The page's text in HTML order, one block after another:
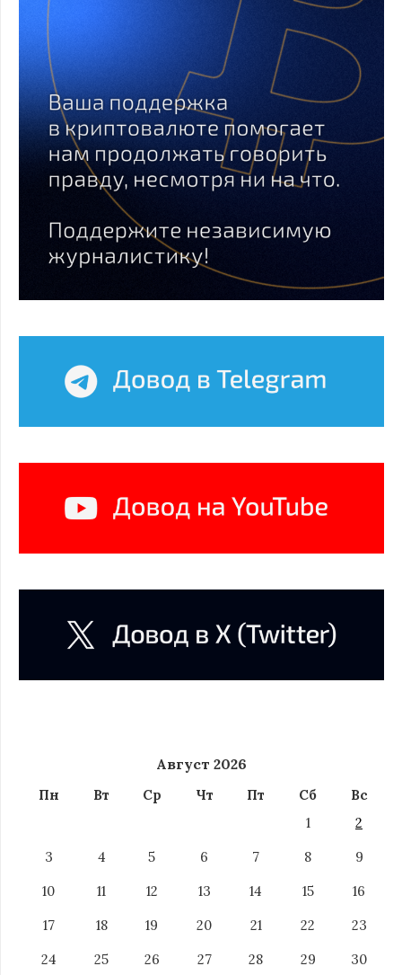
Август 2026
Пн Вт Ср Чт Пт Сб
Вс
1
2
3
4 5 6 7 8
9
10
11 12 13 14 15
16
17
18 19 20 21 22
23
24
25 26 27 28 29
30